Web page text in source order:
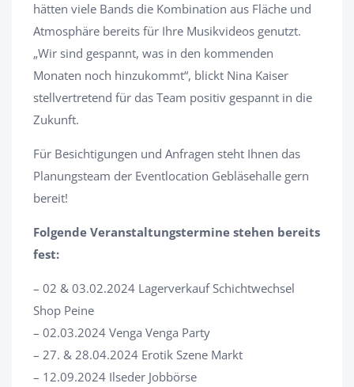
hätten viele Bands die Kombination aus Fläche und
Atmosphäre bereits für Ihre Musikvideos genutzt.
„Wir sind gespannt, was in den kommenden
Monaten noch hinzukommt“, blickt Nina Kaiser
stellvertretend für das Team positiv gespannt in die
Zukunft.
Für Besichtigungen und Anfragen steht Ihnen das
Planungsteam der Eventlocation Gebläsehalle gern
bereit!
Folgende Veranstaltungstermine stehen bereits
fest:
– 02 & 03.02.2024 Lagerverkauf Schichtwechsel
Shop Peine
– 02.03.2024 Venga Venga Party
– 27. & 28.04.2024 Erotik Szene Markt
– 12.09.2024 Ilseder Jobbörse